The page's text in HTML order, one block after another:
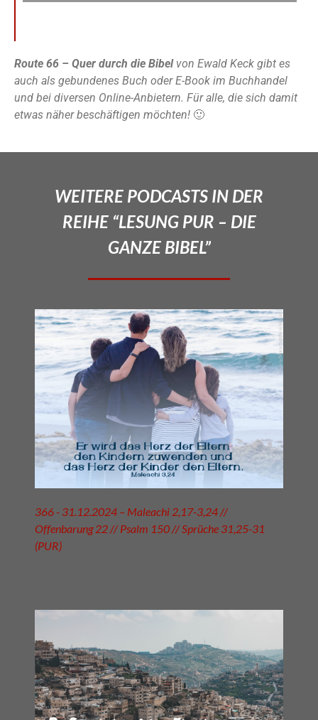
Route 66 – Quer durch die Bibel von Ewald Keck gibt es
auch als gebundenes Buch oder E-Book im Buchhandel
und bei diversen Online-Anbietern. Für alle, die sich damit
etwas näher beschäftigen möchten! 🙂
WEITERE PODCASTS IN DER
REIHE “LESUNG PUR – DIE
GANZE BIBEL”
366 - 31.12.2024 – Maleachi 2,17-3,24 //
Offenbarung 22 // Psalm 150 // Sprüche 31,25-31
(PUR)